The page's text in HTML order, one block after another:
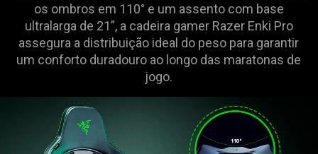
os ombros em 110° e um assento com base
ultralarga de 21”, a cadeira gamer Razer Enki Pro
assegura a distribuição ideal do peso para garantir
um conforto duradouro ao longo das maratonas de
jogo.